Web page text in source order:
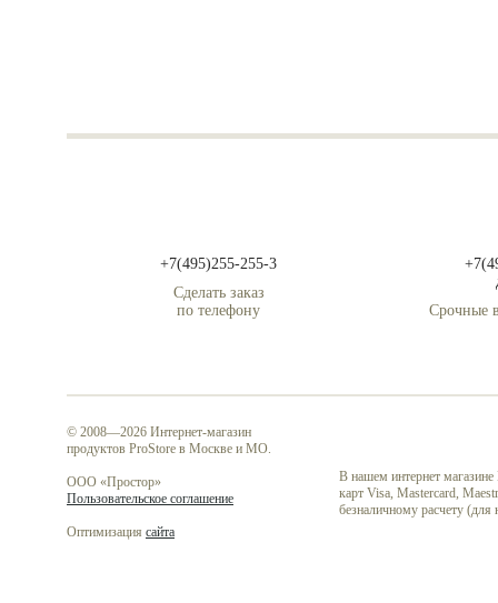
+7(495)255-255-3
Сделать заказ
по телефону
Срочные
© 2008—2026 Интернет-магазин
продуктов ProStore в Москве и МО.
ООО «Простор»
Пользовательское соглашение
Оптимизация сайта
В нашем интернет
карт Visa, Mastercard,
безналичному расчету